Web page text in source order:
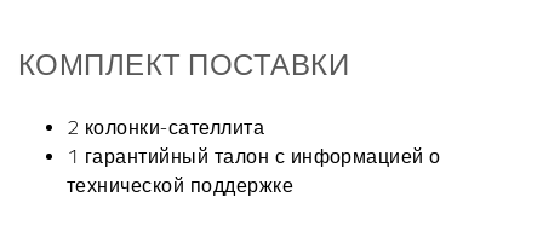
КОМПЛЕКТ ПОСТАВКИ
2 колонки-сателлита
1 гарантийный талон с информацией о
технической поддержке